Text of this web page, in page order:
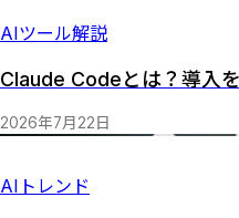
AIツール解説
Claude Codeとは？導入
2026年7月 22 日
AIトレンド